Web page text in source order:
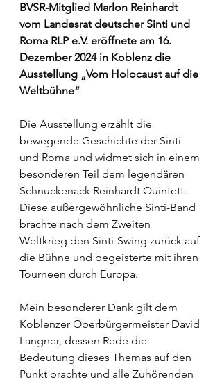
BVSR-Mitglied Marlon Reinhardt
vom Landesrat deutscher Sinti und
Roma RLP e.V. eröffnete am 16.
Dezember 2024 in Koblenz die
Ausstellung „Vom Holocaust auf die
Weltbühne“
Die Ausstellung erzählt die
bewegende Geschichte der Sinti
und Roma und widmet sich in einem
besonderen Teil dem legendären
Schnuckenack Reinhardt Quintett.
Diese außergewöhnliche Sinti-Band
brachte nach dem Zweiten
Weltkrieg den Sinti-Swing zurück auf
die Bühne und begeisterte mit ihren
Tourneen durch Europa.
Mein besonderer Dank gilt dem
Koblenzer Oberbürgermeister David
Langner, dessen Rede die
Bedeutung dieses Themas auf den
Punkt brachte und alle Zuhörenden